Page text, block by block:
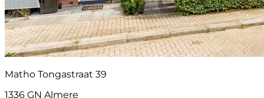
Matho Tongastraat 39
1336 GN Almere